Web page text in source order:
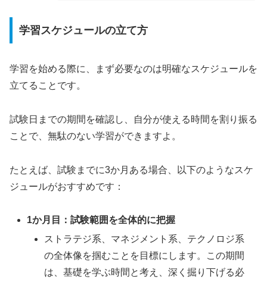
学習スケジュールの立て方
学習を始める際に、まず必要なのは明確なスケジュールを
立てることです。
試験日までの期間を確認し、自分が使える時間を割り振る
ことで、無駄のない学習ができますよ。
たとえば、試験までに3か月ある場合、以下のようなスケ
ジュールがおすすめです：
1か月目：試験範囲を全体的に把握
ストラテジ系、マネジメント系、テクノロジ系
の全体像を掴むことを目標にします。この期間
は、基礎を学ぶ時間と考え、深く掘り下げる必